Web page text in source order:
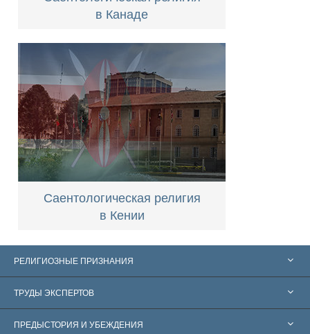
в Канаде
Саентологическая религия
в Кении
РЕЛИГИОЗНЫЕ ПРИЗНАНИЯ
Соединённые Штаты
Признания по всему миру
ТРУДЫ ЭКСПЕРТОВ
Экспертизы по категориям
ПРЕДЫСТОРИЯ И УБЕЖДЕНИЯ